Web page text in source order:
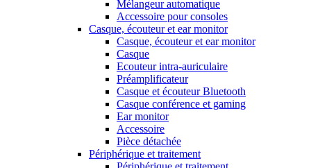
Mélangeur automatique
Accessoire pour consoles
Casque, écouteur et ear monitor
Casque, écouteur et ear monitor
Casque
Ecouteur intra-auriculaire
Préamplificateur
Casque et écouteur Bluetooth
Casque conférence et gaming
Ear monitor
Accessoire
Pièce détachée
Périphérique et traitement